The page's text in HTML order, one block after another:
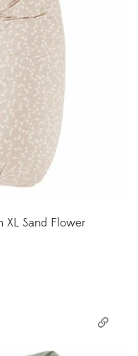
XL Sand Flower